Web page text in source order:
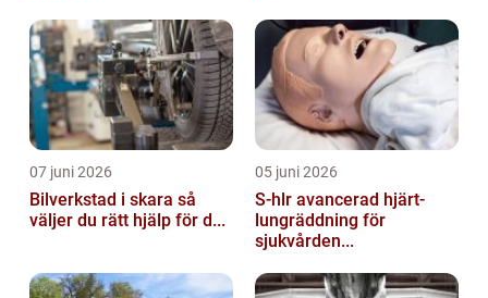
07 juni 2026
Bilverkstad i skara så
väljer du rätt hjälp för d...
05 juni 2026
S-hlr avancerad hjärt-
lungräddning för
sjukvården...